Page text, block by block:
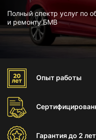
Полный спектр услуг по
и ремонту БМВ
Опыт работы
Гарантиядо 2 лет